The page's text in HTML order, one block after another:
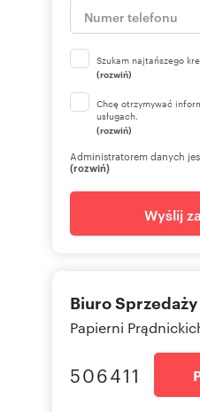
Szukam najtańszego
(rozwiń)
Chcę otrzymywać
usługach.
(rozwiń)
Administratorem danych
(rozwiń)
Wyślij
Biuro Sprzedaży
Papierni
506411